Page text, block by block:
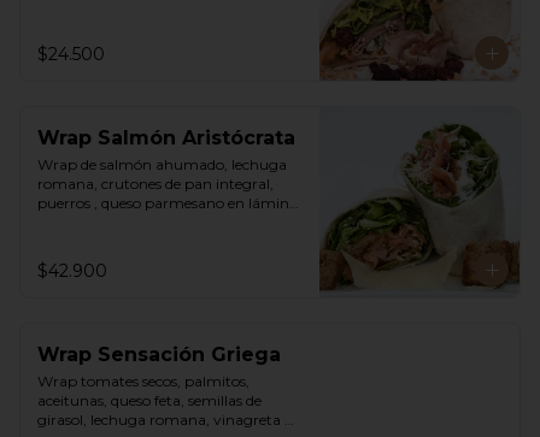
$24.500
Wrap Salmón Aristócrata
Wrap de salmón ahumado, lechuga
romana, crutones de pan integral,
puerros , queso parmesano en láminas
$42.900
Wrap Sensación Griega
Wrap tomates secos, palmitos,
aceitunas, queso feta, semillas de
girasol, lechuga romana, vinagreta